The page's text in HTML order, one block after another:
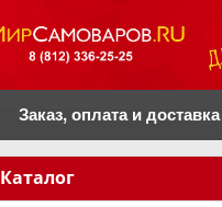
Заказ, оплата и доставка
Каталог